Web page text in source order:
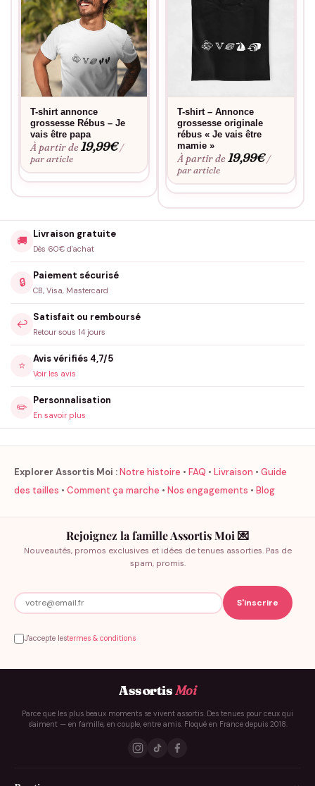
T-shirt annonce
grossesse Rébus – Je
vais être papa
À partir de19,99€ /
par article
T-shirt – Annonce
grossesse originale
rébus « Je vais être
mamie »
À partir de19,99€ /
par article
🚚
Livraison gratuite
Dès 60€ d'achat
🔒
Paiement sécurisé
CB, Visa, Mastercard
↩️
Satisfait ou remboursé
Retour sous 14 jours
⭐
Avis vérifiés 4,7/5
Voir les avis
✏️
Personnalisation
En savoir plus
Explorer Assortis Moi :Notre histoire • FAQ • Livraison • Guide
des tailles • Comment ça marche • Nos engagements • Blog
Rejoignez la famille Assortis Moi 💌
Nouveautés, promos exclusives et idées de tenues assorties. Pas de
spam, promis.
J'accepte lestermes & conditions
AssortisMoi
Parce que les plus beaux moments se vivent assortis. Des tenues pour ceux qui
s'aiment — en famille, en couple, entre amis. Floqué en France depuis 2018.